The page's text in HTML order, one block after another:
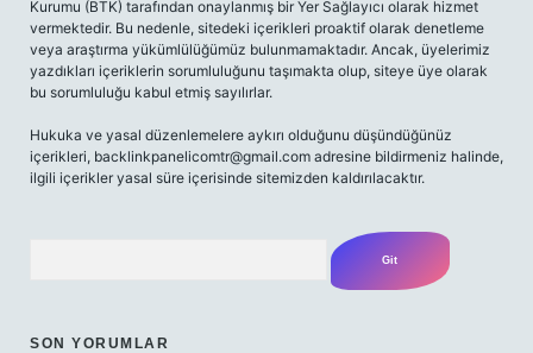
Kurumu (BTK) tarafından onaylanmış bir Yer Sağlayıcı olarak hizmet
vermektedir. Bu nedenle, sitedeki içerikleri proaktif olarak denetleme
veya araştırma yükümlülüğümüz bulunmamaktadır. Ancak, üyelerimiz
yazdıkları içeriklerin sorumluluğunu taşımakta olup, siteye üye olarak
bu sorumluluğu kabul etmiş sayılırlar.
Hukuka ve yasal düzenlemelere aykırı olduğunu düşündüğünüz
içerikleri, backlinkpanelicomtr@gmail.com adresine bildirmeniz halinde,
ilgili içerikler yasal süre içerisinde sitemizden kaldırılacaktır.
SON YORUMLAR